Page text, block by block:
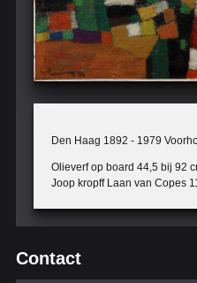
Den Haag 1892 - 1979
Olieverf op board 44,5 bij 92
Joop kropff Laan van Copes
Contact